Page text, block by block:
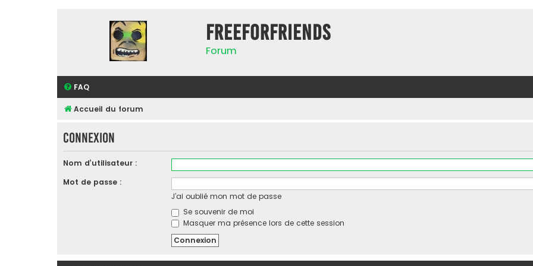
FreeForFriends
Forum
FAQ
Accueil du forum
Connexion
Nom d’utilisateur :
Mot de passe :
J’ai oublié mon mot de passe
Se souvenir de moi
Masquer ma présence lors de cette session